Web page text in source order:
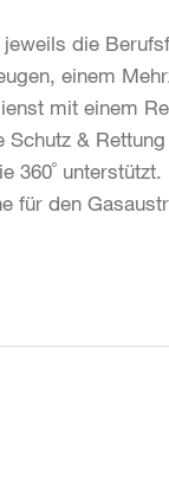
die
einem
mit einem
&
360˚
für den